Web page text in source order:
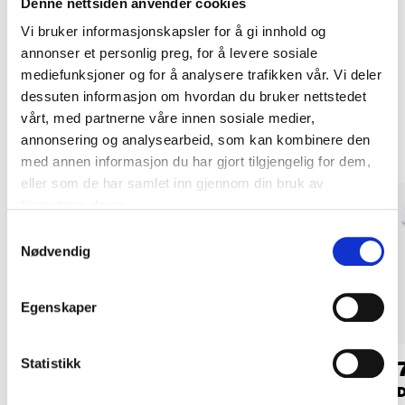
Vi bruker informasjonskapsler for å gi innhold og
annonser et personlig preg, for å levere sosiale
mediefunksjoner og for å analysere trafikken vår. Vi deler
dessuten informasjon om hvordan du bruker nettstedet
vårt, med partnerne våre innen sosiale medier,
annonsering og analysearbeid, som kan kombinere den
med annen informasjon du har gjort tilgjengelig for dem,
eller som de har samlet inn gjennom din bruk av
Nødvendig
Egenskaper
Statistikk
Kjøp & Hent i ditt varehus.
LES MER
Andre kunder har også kjøpt
479,-